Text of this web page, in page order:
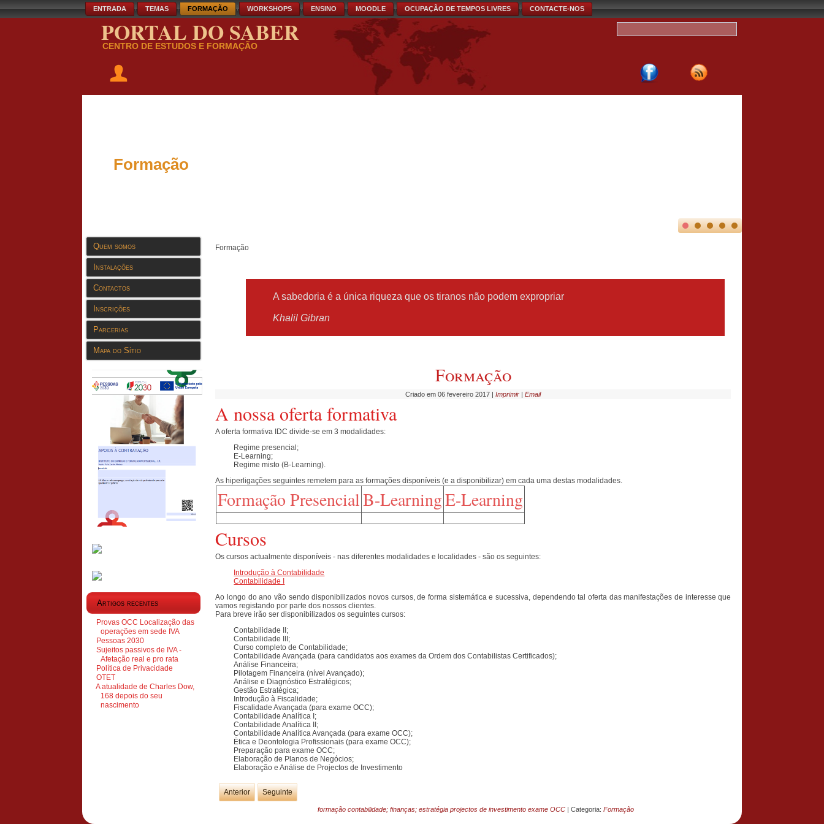
ENTRADA TEMAS FORMAÇÃO WORKSHOPS ENSINO MOODLE OCUPAÇÃO DE TEMPOS LIVRES CONTACTE-NOS
PORTAL DO SABER
CENTRO DE ESTUDOS E FORMAÇÃO
Formação
Quem somos
Instalações
Contactos
Inscrições
Parcerias
Mapa do Sítio
Artigos recentes
Provas OCC Localização das
operações em sede IVA
Pessoas 2030
Sujeitos passivos de IVA -
Afetação real e pro rata
Política de Privacidade
OTET
A atualidade de Charles Dow,
168 depois do seu
nascimento
Formação
A sabedoria é a única riqueza que os tiranos não podem expropriar
KhalilGibran
Formação
Criado em 06 fevereiro 2017 |Imprimir |Email
A nossa oferta formativa
A oferta formativa IDC divide-se em 3 modalidades:
Regime presencial;
E-Learning;
Regime misto (B-Learning).
As hiperligações seguintes remetem para as formações disponíveis (e a disponibilizar) em cada uma destas modalidades.
Formação PresencialB-LearningE-Learning
Cursos
Os cursos actualmente disponíveis - nas diferentes modalidades e localidades - são os seguintes:
Introdução à Contabilidade
Contabilidade I
Ao longo do ano vão sendo disponibilizados novos cursos, de forma sistemática e sucessiva, dependendo tal oferta das manifestações de interesse que
vamos registando por parte dos nossos clientes.
Para breve irão ser disponibilizados os seguintes cursos:
Contabilidade II;
Contabilidade III;
Curso completo de Contabilidade;
Contabilidade Avançada (para candidatos aos exames da Ordem dos Contabilistas Certificados);
Análise Financeira;
Pilotagem Financeira (nível Avançado);
Análise e Diagnóstico Estratégicos;
Gestão Estratégica;
Introdução à Fiscalidade;
Fiscalidade Avançada (para exame OCC);
Contabilidade Analítica I;
Contabilidade Analítica II;
Contabilidade Analítica Avançada (para exame OCC);
Ética e Deontologia Profissionais (para exame OCC);
Preparação para exame OCC;
Elaboração de Planos de Negócios;
Elaboração e Análise de Projectos de Investimento
Anterior Seguinte
formaçãocontabilidade;finanças;estratégiaprojectos de investimentoexame OCC |Categoria:Formação